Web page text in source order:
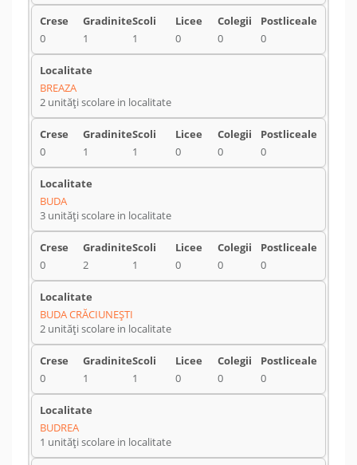
0 1 1 0 0 0
BREAZA
2 unități scolare in localitate
0 1 1 0 0 0
BUDA
3 unități scolare in localitate
0 2 1 0 0 0
BUDA CRĂCIUNEŞTI
2 unități scolare in localitate
0 1 1 0 0 0
BUDREA
1 unități scolare in localitate